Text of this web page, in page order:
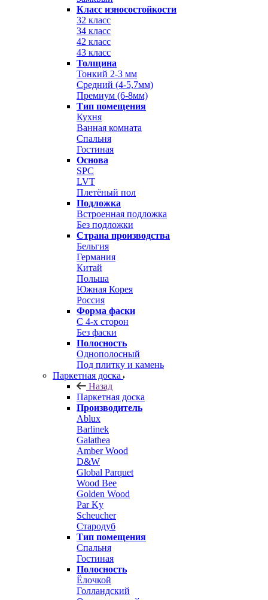
Класс износостойкости
32 класс
34 класс
42 класс
43 класс
Толщина
Тонкий 2-3 мм
Средний (4-5,7мм)
Премиум (6-8мм)
Тип помещения
Кухня
Ванная комната
Спальня
Гостиная
Основа
SPC
LVT
Плетёный пол
Подложка
Встроенная подложка
Без подложки
Страна производства
Бельгия
Германия
Китай
Польша
Южная Корея
Россия
Форма фаски
С 4-х сторон
Без фаски
Полосность
Однополосный
Под плитку и камень
Паркетная доска
Назад
Паркетная доска
Производитель
Ablux
Barlinek
Galathea
Amber Wood
D&W
Global Parquet
Wood Bee
Golden Wood
Par Ky
Scheucher
Стародуб
Тип помещения
Спальня
Гостиная
Полосность
Ёлочкой
Голландский